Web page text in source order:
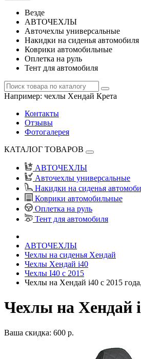
Везде
АВТОЧЕХЛЫ
Авточехлы универсальные
Накидки на сиденья автомобиля
Коврики автомобильные
Оплетка на руль
Тент для автомобиля
Например: чехлы Хендай Крета
Контакты
Отзывы
Фотогалерея
КАТАЛОГ ТОВАРОВ
АВТОЧЕХЛЫ
Авточехлы универсальные
Накидки на сиденья
Коврики автомобильные
Оплетка на руль
Тент для автомобиля
АВТОЧЕХЛЫ
Чехлы на сиденья Хендай
Чехлы Хендай i40
Чехлы I40 c 2015
Чехлы на Хендай i40 с 2015
Чехлы на Хендай
Ваша скидка: 600 р.